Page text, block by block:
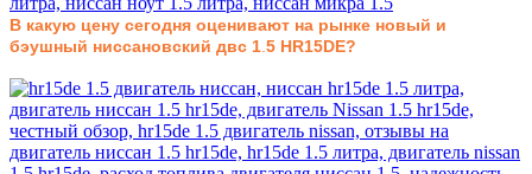
В какую цену сегодня оценивают на рынке новый и
бэушный ниссановский двс 1 5 HR15DE?